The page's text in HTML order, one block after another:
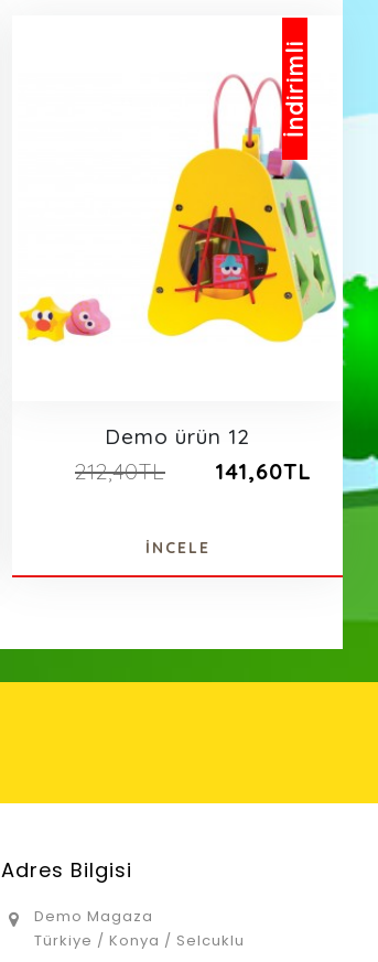
İndirimli
Demo ürün 12
212,40TL 141,60TL
İNCELE
Adres Bilgisi
Demo Magaza
Türkiye / Konya / Selcuklu